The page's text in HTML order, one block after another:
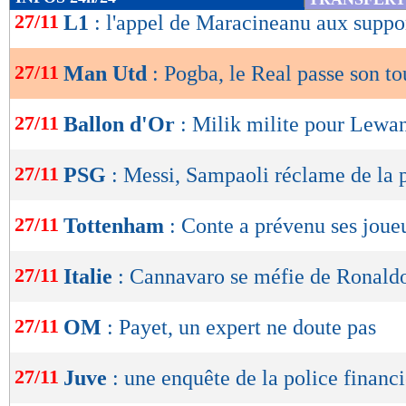
de
OK
27/11 L1 : l'appel de Maracineanu aux
27/11 Man Utd : Pogba, le Real passe son
27/11 Ballon d'Or : Milik milite pour
27/11 PSG : Messi, Sampaoli réclame de la
27/11 Tottenham : Conte a prévenu ses
27/11 Italie : Cannavaro se méfie de
27/11 OM : Payet, un expert ne doute pas
27/11 Juve : une enquête de la police